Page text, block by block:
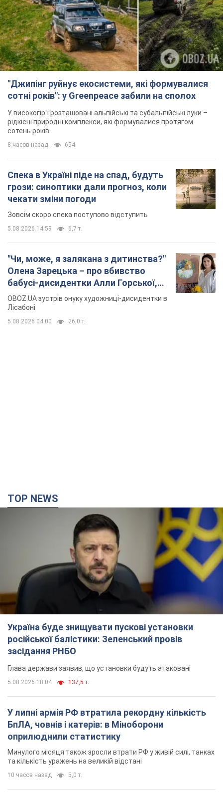
Спека в Україні піде на спад, будуть
грози: синоптики дали прогноз, коли
чекати зміни погоди
Зовсім скоро спека поступово відступить
5.08.2026 14:59 6,7 т.
"Чи, може, я залякана з дитинства?"
Олена Зарецька – про вбивство
бабусі-дисидентки Алли Горської,
критику Дмитра Стуса та втечу в
Португалію з 5 дітьми
Лісабоні
5.08.2026 04:00 26,0 т.
Глава держави заявив, що установки будуть атаковані
137,5 т.
У липні армія РФ втратила рекордну кількість
БпЛА, човнів і катерів: в Міноборони
оприлюднили статистику
Минулого місяця також зросли втрати РФ у живій силі, танках
та кількість уражень на великій відстані
10 часов назад 5,0 т.
"Потрібні швидкі та нестандартні підходи":
Корецький пообіцяв надати бізнесу
пріоритетний доступ до наявних складських
приміщень
Так чи так, бізнес після обстрілів отримає підтримку
6 часов назад 1,4 т.